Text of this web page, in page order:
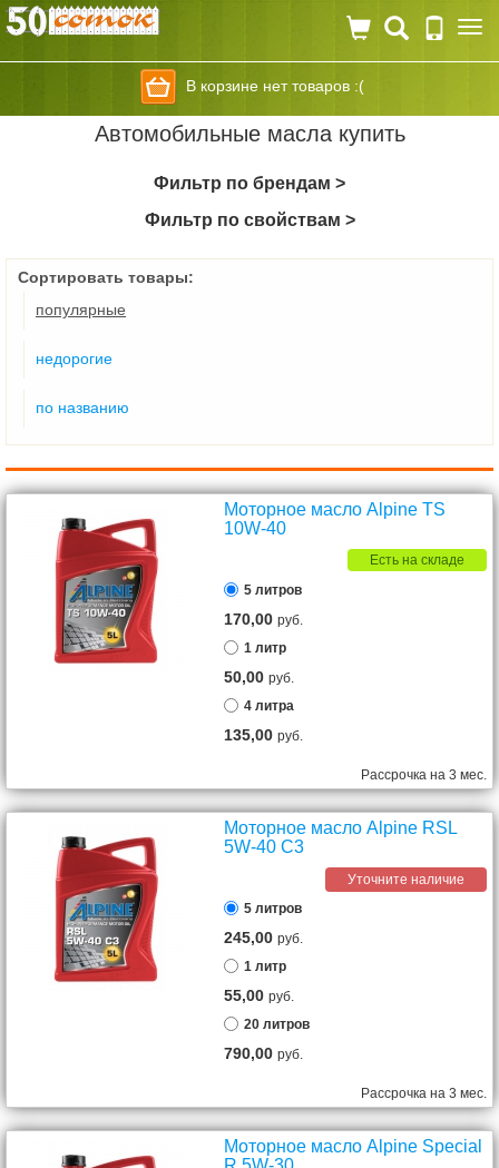
В корзине нет товаров :(
Автомобильные масла купить
Фильтр по брендам >
Фильтр по свойствам >
Сортировать товары:
популярные
недорогие
по названию
Моторное масло Alpine TS
10W-40
Есть на складе
5 литров
170,00руб.
1 литр
50,00руб.
4 литра
135,00руб.
Рассрочка на 3 мес.
Моторное масло Alpine RSL
5W-40 C3
Уточните наличие
5 литров
245,00руб.
1 литр
55,00руб.
20 литров
790,00руб.
Рассрочка на 3 мес.
Моторное масло Alpine Special